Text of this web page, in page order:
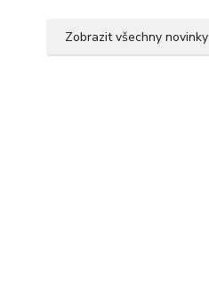
Zobrazit všechny novinky